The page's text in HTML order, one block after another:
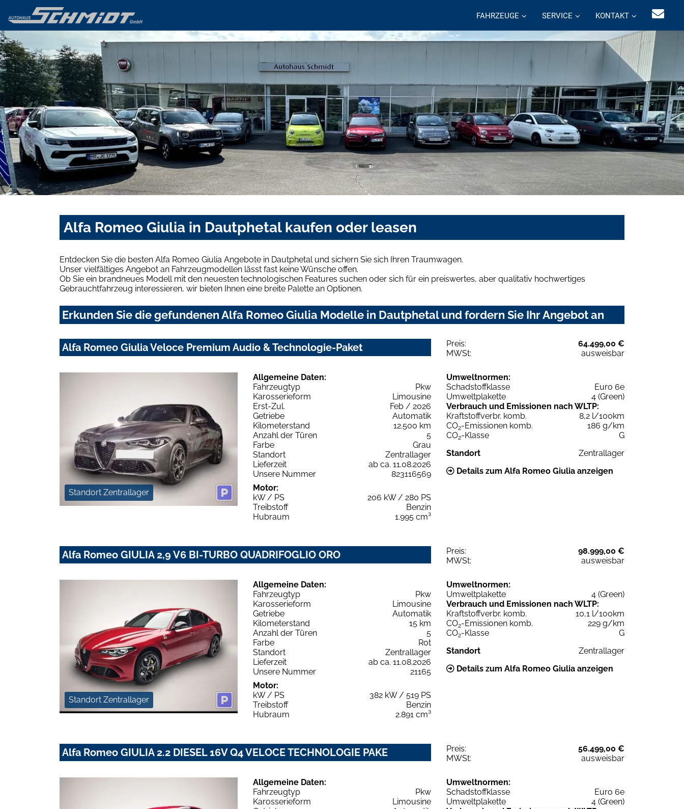
FAHRZEUGE SERVICE KONTAKT
Alfa Romeo Giulia in Dautphetal kaufen oder leasen
Entdecken Sie die besten Alfa Romeo Giulia Angebote in Dautphetal und sichern Sie sich Ihren Traumwagen.
Unser vielfältiges Angebot an Fahrzeugmodellen lässt fast keine Wünsche offen.
Ob Sie ein brandneues Modell mit den neuesten technologischen Features suchen oder sich für ein preiswertes, aber qualitativ hochwertiges
Gebrauchtfahrzeug interessieren, wir bieten Ihnen eine breite Palette an Optionen.
Erkunden Sie die gefundenen Alfa Romeo Giulia Modelle in Dautphetal und fordern Sie Ihr Angebot an
Alfa Romeo Giulia Veloce Premium Audio & Technologie-Paket Preis:
64.499,00 €
MWSt:
ausweisbar
Standort Zentrallager
Allgemeine Daten:
Fahrzeugtyp
Pkw
Karosserieform
Limousine
Erst-Zul.
Feb / 2026
Getriebe
Automatik
Kilometerstand
12.500 km
Anzahl der Türen
5
Farbe
Grau
Standort
Zentrallager
Lieferzeit
ab ca. 11.08.2026
Unsere Nummer
823116569
Motor:
kW / PS
206 kW / 280 PS
Treibstoff
Benzin
Hubraum
1.995 cm³
Umweltnormen:
Schadstoffklasse
Euro 6e
Umweltplakette
4 (Green)
Verbrauch und Emissionen nach WLTP:
Kraftstoffverbr. komb.
8,2 l/100km
CO2-Emissionen komb.
186 g/km
CO2-Klasse
G
Standort
Zentrallager
Details zum Alfa Romeo Giulia anzeigen
Alfa Romeo GIULIA 2,9 V6 BI-TURBO QUADRIFOGLIO ORO Preis:
98.999,00 €
MWSt:
ausweisbar
Standort Zentrallager
Allgemeine Daten:
Fahrzeugtyp
Pkw
Karosserieform
Limousine
Getriebe
Automatik
Kilometerstand
15 km
Anzahl der Türen
5
Farbe
Rot
Standort
Zentrallager
Lieferzeit
ab ca. 11.08.2026
Unsere Nummer
21165
Motor:
kW / PS
382 kW / 519 PS
Treibstoff
Benzin
Hubraum
2.891 cm³
Umweltnormen:
Umweltplakette
4 (Green)
Verbrauch und Emissionen nach WLTP:
Kraftstoffverbr. komb.
10,1 l/100km
CO2-Emissionen komb.
229 g/km
CO2-Klasse
G
Standort
Zentrallager
Details zum Alfa Romeo Giulia anzeigen
Alfa Romeo GIULIA 2.2 DIESEL 16V Q4 VELOCE TECHNOLOGIE PAKE Preis:
56.499,00 €
MWSt:
ausweisbar
Allgemeine Daten:
Fahrzeugtyp
Pkw
Karosserieform
Limousine
Umweltnormen:
Schadstoffklasse
Euro 6e
Umweltplakette
4 (Green)